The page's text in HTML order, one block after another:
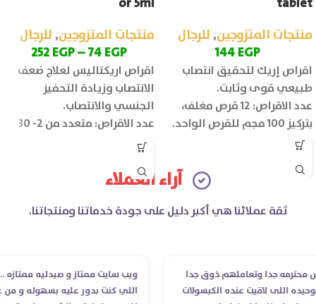
منتجات المتزوجين, للرجال
144EGP
اقراص إريك لتحقيق انتصاب
طبيعي قوى وثابت.
عدد الاقراص: 12 قرص مغلف،
بتركيز 100 مجم للقرص الواحد.
منتجات المتزوجين, للرجال
74EGP
–
252EGP
اقراص اريكتاليس لعلاج ضعف
الانتصاب وزيادة التحفيز
الجنسي والانتصاب.
عدد الاقراص: متعدد من 2- 30
قرص
آراء العملاء
ثقة عملائنا هي أكبر دليل على جودة خدماتنا ومنتجاتنا.
جدا وتعاملهم ذوق جدا
اللى لاقيت عنده الكبسولات
ويب سايت ممتاز و صيدليه ممتازه
اللي كنت بدور عليه بسهوله و من غير